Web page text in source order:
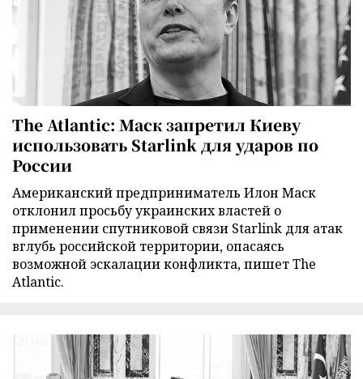
The Atlantic: Маск запретил Киеву
использовать Starlink для ударов по
России
Американский предприниматель Илон Маск
отклонил просьбу украинских властей о
применении спутниковой связи Starlink для атак
вглубь российской территории, опасаясь
возможной эскалации конфликта, пишет The
Atlantic.